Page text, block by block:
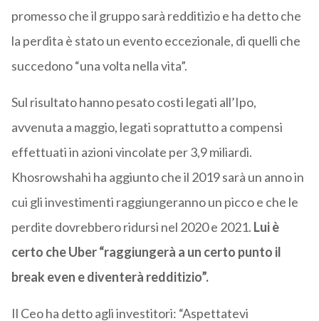
promesso che il gruppo sarà redditizio e ha detto che
la perdita è stato un evento eccezionale, di quelli che
succedono “una volta nella vita”.
Sul risultato hanno pesato costi legati all’Ipo,
avvenuta a maggio, legati soprattutto a compensi
effettuati in azioni vincolate per 3,9 miliardi.
Khosrowshahi ha aggiunto che il 2019 sarà un anno in
cui gli investimenti raggiungeranno un picco e che le
perdite dovrebbero ridursi nel 2020 e 2021. Lui è
certo che Uber “raggiungerà a un certo punto il
break even e diventerà redditizio”.
Il Ceo ha detto agli investitori: “Aspettatevi